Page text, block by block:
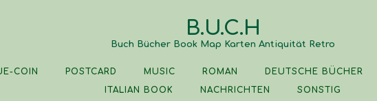
B.U.C.H
Buch Bücher Book Map Karten Antiquität Retro
COIN POSTCARD MUSIC ROMAN DEUTSCHE BÜCHER
ITALIAN BOOK
NACHRICHTEN SONSTIG